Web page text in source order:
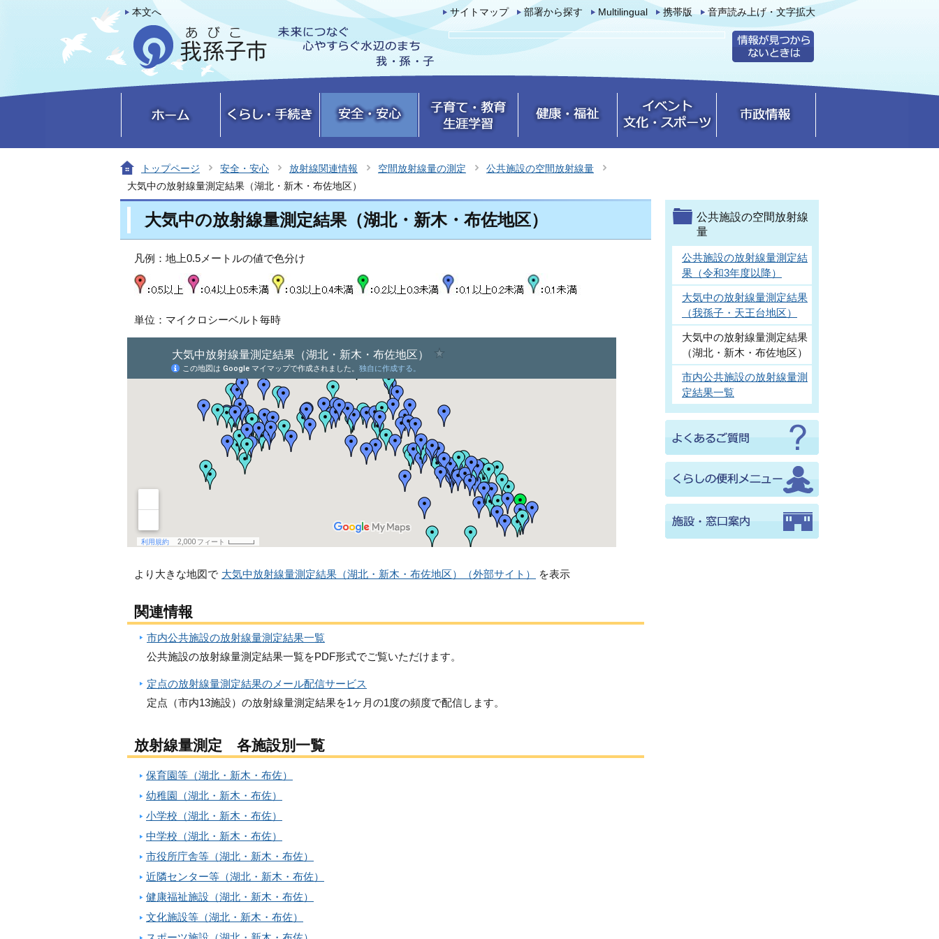
本文へ サイトマップ 部署から探す Multilingual 携帯版 音声読み上げ・文字拡大
トップページ 安全・安心 放射線関連情報 空間放射線量の測定
公共施設の空間放射線量
大気中の放射線量測定結果（湖北・新木・布佐地区）
大気中の放射線量測定結果（湖北・新木・布佐地区）
凡例：地上0.5メートルの値で色分け
単位：マイクロシーベルト毎時
より大きな地図で 大気中放射線量測定結果（湖北・新木・布佐地区）（外部サイト） を表示
関連情報
市内公共施設の放射線量測定結果一覧
公共施設の放射線量測定結果一覧をPDF形式でご覧いただけます。
定点の放射線量測定結果のメール配信サービス
定点（市内13施設）の放射線量測定結果を1ヶ月の1度の頻度で配信します。
放射線量測定 各施設別一覧
保育園等（湖北・新木・布佐）
幼稚園（湖北・新木・布佐）
小学校（湖北・新木・布佐）
中学校（湖北・新木・布佐）
市役所庁舎等（湖北・新木・布佐）
近隣センター等（湖北・新木・布佐）
健康福祉施設（湖北・新木・布佐）
文化施設等（湖北・新木・布佐）
公共施設の空間放射線
量
公共施設の放射線量測定結
果（令和3年度以降）
大気中の放射線量測定結果
（我孫子・天王台地区）
大気中の放射線量測定結果
（湖北・新木・布佐地区）
市内公共施設の放射線量測
定結果一覧